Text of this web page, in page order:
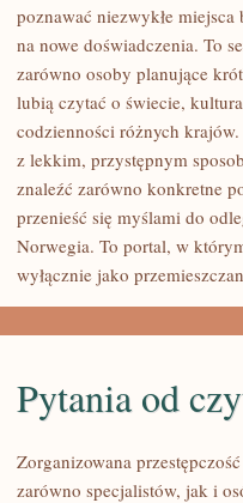
MAKAU
poznawać niezwykłe
na nowe doświadczenia. To
zarówno osoby planujące
lubią czytać o świecie,
codzienności różnych
z lekkim, przystępnym
znaleźć zarówno konkretne
przenieść się myślami do
Norwegia. To portal, w
wyłącznie jako
Pytania od
Zorganizowana
zarówno specjalistów, jak i